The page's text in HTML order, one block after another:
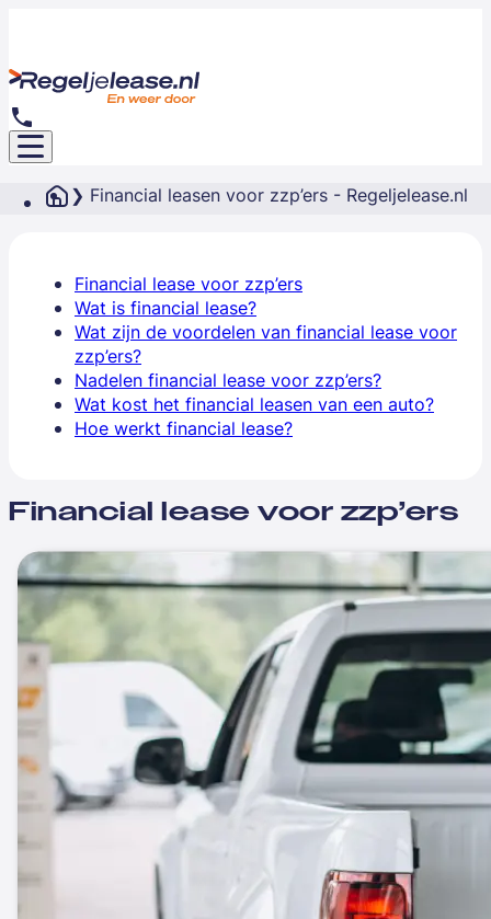
Financial leasen voor zzp’ers - Regeljelease.nl
Financial lease voor zzp’ers
Wat is financial lease?
Wat zijn de voordelen van financial lease voor
zzp’ers?
Nadelen financial lease voor zzp’ers?
Wat kost het financial leasen van een auto?
Hoe werkt financial lease?
Financial lease voor zzp’ers